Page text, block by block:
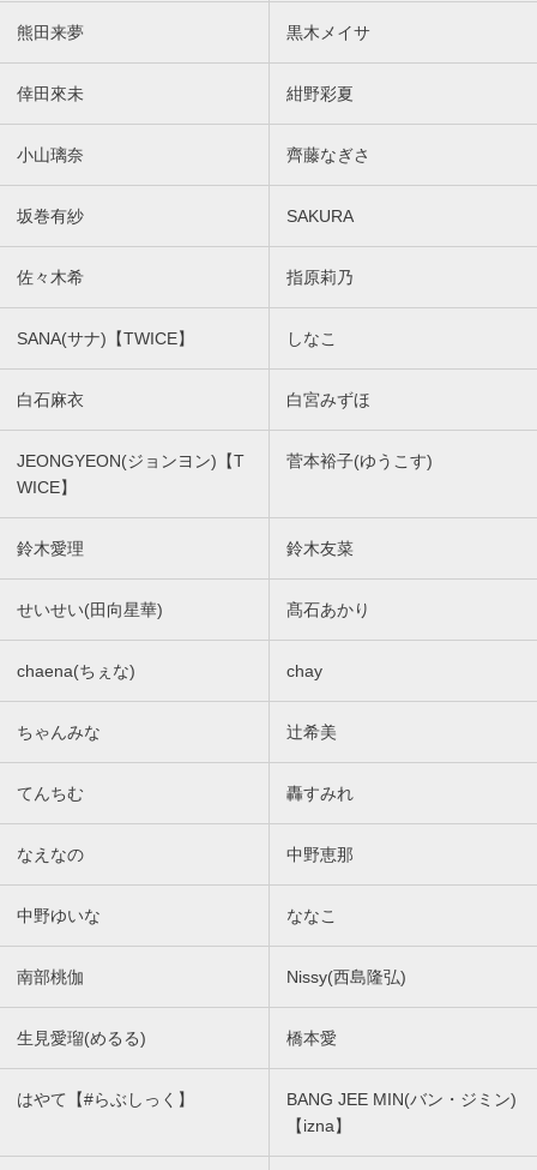
熊田来夢 黒木メイサ
倖田來未 紺野彩夏
小山璃奈 齊藤なぎさ
坂巻有紗 SAKURA
佐々木希 指原莉乃
SANA(サナ)【TWICE】 しなこ
白石麻衣 白宮みずほ
JEONGYEON(ジョンヨン)【T
WICE】
菅本裕子(ゆうこす)
鈴木愛理 鈴木友菜
せいせい(田向星華) 髙石あかり
chaena(ちぇな) chay
ちゃんみな 辻希美
てんちむ 轟すみれ
なえなの 中野恵那
中野ゆいな ななこ
南部桃伽 Nissy(西島隆弘)
生見愛瑠(めるる) 橋本愛
はやて【#らぶしっく】
BANG JEE MIN(バン・ジミン)
【izna】